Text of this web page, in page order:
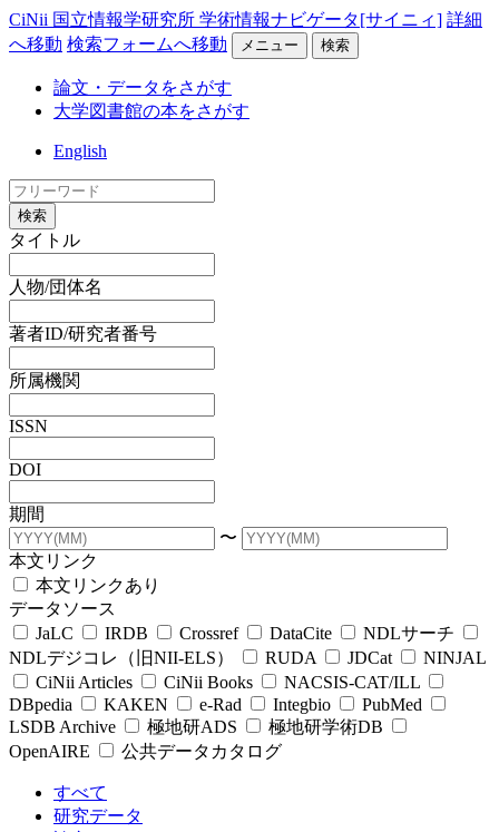
CiNii 国立情報学研究所 学術情報ナビゲータ[サイニィ] 詳細
へ移動 検索フォームへ移動 メニュー 検索
論文・データをさがす
大学図書館の本をさがす
English
検索
タイトル
人物/団体名
著者ID/研究者番号
所属機関
ISSN
DOI
期間
〜
本文リンク
本文リンクあり
データソース
JaLC
IRDB Crossref DataCite
NDLサーチ
NDLデジコレ（旧NII-ELS）
RUDA JDCat
NINJAL
CiNii Articles
CiNii Books
NACSIS-CAT/ILL
DBpedia
KAKEN e-Rad Integbio
PubMed
LSDB Archive
極地研ADS
極地研学術DB
OpenAIRE
公共データカタログ
すべて
研究データ